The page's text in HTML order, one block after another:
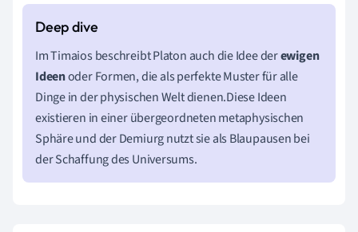
Im Timaios beschreibt Platon auch die Idee derewigen
Ideenoder Formen, die als perfekte Muster für alle
Dinge in der physischen Welt dienen.Diese Ideen
existieren in einer übergeordneten metaphysischen
Sphäre und der Demiurg nutzt sie als Blaupausen bei
der Schaffung des Universums.